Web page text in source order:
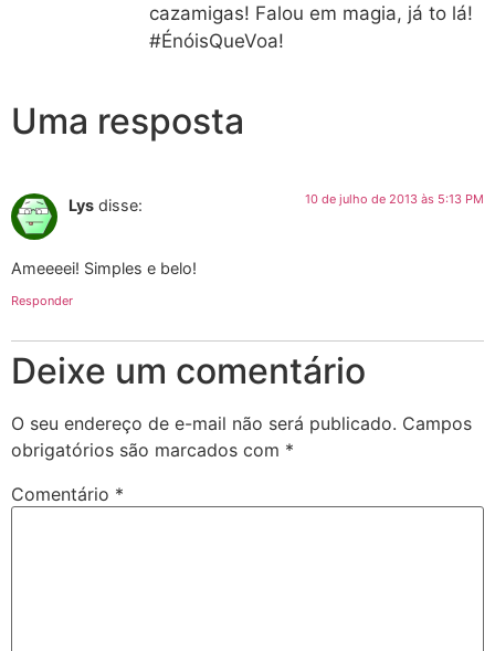
cazamigas! Falou em magia, já to lá!
#ÉnóisQueVoa!
Uma resposta
Lys disse: 10 de julho de 2013 às 5:13 PM
Ameeeei! Simples e belo!
Responder
Deixe um comentário
O seu endereço de e-mail não será publicado. Campos
obrigatórios são marcados com *
Comentário *